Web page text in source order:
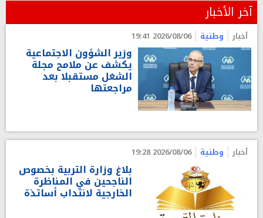
آخر الأخبار
أخبار وطنية 2026/08/06 19:41
وزير الشؤون الاجتماعية
يكشف عن ملامح مجلة
الشغل مستقبلا بعد
مراجعتها
أخبار وطنية 2026/08/06 19:28
بلاغ وزارة التربية بخصوص
الناجحين في المناظرة
الخارجية لانتداب أساتذة